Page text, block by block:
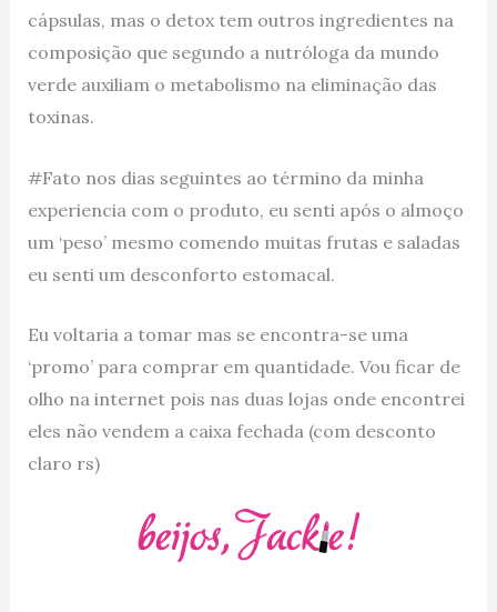
cápsulas, mas o detox tem outros ingredientes na
composição que segundo a nutróloga da mundo
verde auxiliam o metabolismo na eliminação das
toxinas.
#Fato nos dias seguintes ao término da minha
experiencia com o produto, eu senti após o almoço
um ‘peso’ mesmo comendo muitas frutas e saladas
eu senti um desconforto estomacal.
Eu voltaria a tomar mas se encontra-se uma
‘promo’ para comprar em quantidade. Vou ficar de
olho na internet pois nas duas lojas onde encontrei
eles não vendem a caixa fechada (com desconto
claro rs)